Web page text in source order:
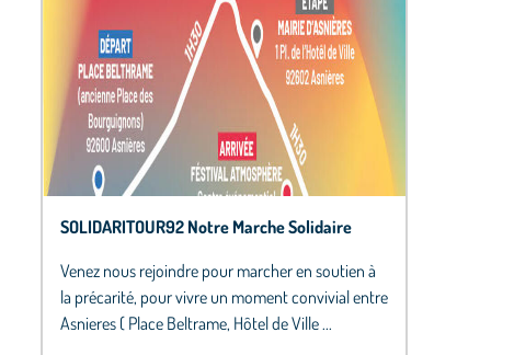
SOLIDARITOUR92 Notre Marche Solidaire
Venez nous rejoindre pour marcher en soutien à
la précarité, pour vivre un moment convivial entre
Asnieres ( Place Beltrame, Hôtel de Ville ...